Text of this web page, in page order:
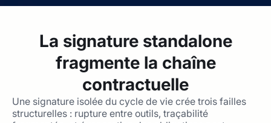
La signature standalone
fragmente la chaîne
contractuelle
Une signature isolée du cycle de vie crée trois failles
structurelles : rupture entre outils, traçabilité